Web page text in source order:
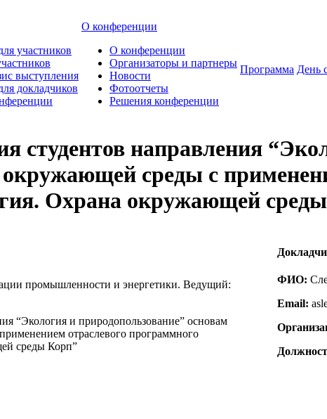
участников
выступления
докладчиков
О конференции
О конференции
Организаторы и партнеры
Новости
Фотоотчеты
Решения конференции
Программа День
студентов направления
среды с
Охрана окружающей
промышленности и энергетики. Ведущий:
“Экология и природопользование” основам
отраслевого программного
среды Корп”
ФИО:
Email: